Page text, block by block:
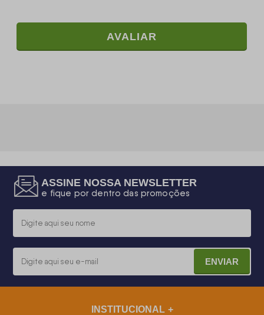
AVALIAR
ASSINE NOSSA NEWSLETTER
e fique por dentro das promoções
ENVIAR
INSTITUCIONAL